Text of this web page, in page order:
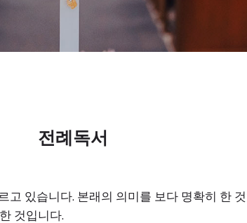
전례독서
있습니다. 본래의 의미를 보다 명확히 한
것입니다.